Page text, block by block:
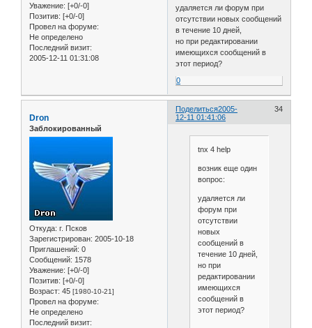
Уважение: [+0/-0]
Позитив: [+0/-0]
Провел на форуме:
Не определено
Последний визит:
2005-12-11 01:31:08
удаляется ли форум при
отсутствии новых сообщений
в течение 10 дней,
но при редактировании
имеющихся сообщений в
этот период?
0
Поделиться 34
2005-
12-11 01:41:06
Dron
Заблокированный
Откуда: г. Псков
Зарегистрирован: 2005-10-18
Приглашений: 0
Сообщений: 1578
Уважение: [+0/-0]
Позитив: [+0/-0]
Возраст: 45 [1980-10-21]
Провел на форуме:
Не определено
Последний визит:
tnx 4 help
возник еще один
вопрос:
удаляется ли
форум при
отсутствии
новых
сообщений в
течение 10 дней,
но при
редактировании
имеющихся
сообщений в
этот период?